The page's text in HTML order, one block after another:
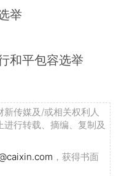
举
和平包容选举
传媒及/或相关权利人
行转载、摘编、复制及
，获得书面